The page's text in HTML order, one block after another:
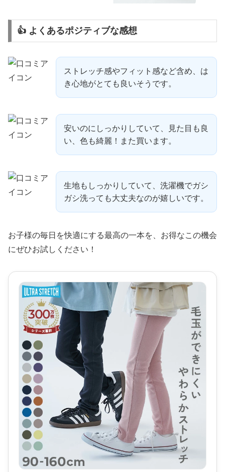
👍 よくあるポジティブな感想
ストレッチ感やフィット感など含め、は
き心地がとても良いそうです。
安いのにしっかりしていて、見た目も良
い、色も綺麗！また買います。
生地もしっかりしていて、洗濯機でガシ
ガシ洗っても大丈夫なのが嬉しいです。
お子様の毎日を快適にする最高の一本を、お得なこの機会
にぜひお試しください！